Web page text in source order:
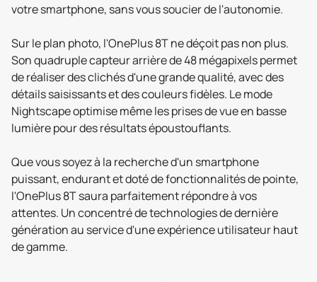
votre smartphone, sans vous soucier de l'autonomie.
Sur le plan photo, l'OnePlus 8T ne déçoit pas non plus.
Son quadruple capteur arrière de 48 mégapixels permet
de réaliser des clichés d'une grande qualité, avec des
détails saisissants et des couleurs fidèles. Le mode
Nightscape optimise même les prises de vue en basse
lumière pour des résultats époustouflants.
Que vous soyez à la recherche d'un smartphone
puissant, endurant et doté de fonctionnalités de pointe,
l'OnePlus 8T saura parfaitement répondre à vos
attentes. Un concentré de technologies de dernière
génération au service d'une expérience utilisateur haut
de gamme.